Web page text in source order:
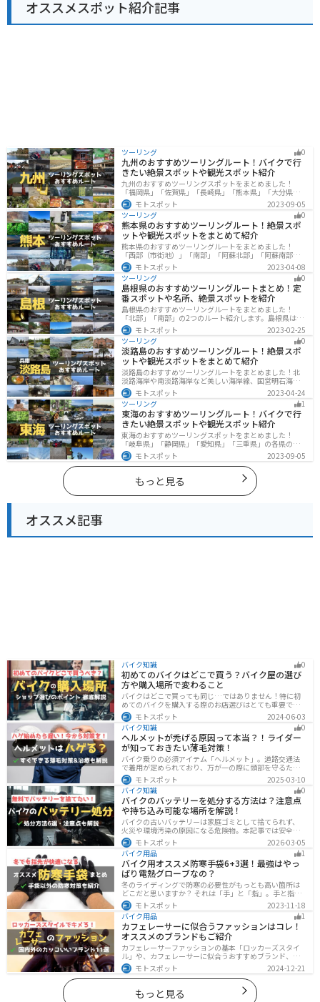
駅に隣接する荒川河川敷には、広々とした無料駐車場が
あります。ただし、土日祝日は混雑が予想されるため、
早めの時間帯に訪れることをおすすめします。周辺に
オススメスポット紹介記事
ツーリング 0
九州のおすすめツーリングルート！バイクで行
きたい絶景スポットや観光スポット紹介
九州のおすすめツーリングスポットをまとめました！
「福岡県」「佐賀県」「長崎県」「熊本県」「大分県」
「宮崎都」「鹿児島県」の各県の観光地紹介します。自
然豊かな山々や湖、温泉地が点在し、四季折々の景色を
楽しめるスポットが多数あります。バイクで九州にツー
リングに行く際は参考にしてください。
モトスポット
2023-09-05
ツーリング
0
熊本県のおすすめツーリングルート！絶景スポ
ットや観光スポットをまとめて紹介
熊本県のおすすめツーリングルートをまとめました！
「西部（市街地）」「南部」「阿蘇北部」「阿蘇南部」
の4つのルート紹介します。阿蘇山や天草諸島をはじめと
した豊かな自然や、熊本城や水前寺成趣園など歴史ある
観光スポットが多数あり、様々な楽しみ方ができます。
バイクで熊本県にツーリングに行く際は参考にしてくだ
さい。
モトスポット
2023-04-08
ツーリング
0
島根県のおすすめツーリングルートまとめ！定
番スポットや名所、絶景スポットを紹介
島根県のおすすめツーリングルートをまとめました！
「北部」「南部」の2つのルート紹介します。島根県は、
海と山が近く、1日で全然違う景色を堪能することができ
ます。バイクで島根県にツーリングに行く際は参考にし
てください。
モトスポット
2023-02-25
ツーリング
0
淡路島のおすすめツーリングルート！絶景スポ
ットや観光スポットをまとめて紹介
淡路島のおすすめツーリングルートをまとめました！北
淡路海岸や南淡路海岸など美しい海岸線、国営明石海峡
公園や淡路夢舞台など、自然とアートが融合した施設も
多数あります。バイクで淡路島にツーリングに行く際は
参考にしてください。
モトスポット
2023-04-24
ツーリング
1
東海のおすすめツーリングルート！バイクで行
きたい絶景スポットや観光スポット紹介
東海のおすすめツーリングスポットをまとめました！
「岐阜県」「静岡県」「愛知県」「三重県」の各県の観
光地紹介します。自然豊かな山々や湖、温泉地が点在
し、四季折々の景色を楽しめるスポットが多数ありま
す。バイクで東海にツーリングに行く際は参考にしてく
ださい。
モトスポット 2023-09-05
もっと見る
オススメ記事
バイク知識 0
初めてのバイクはどこで買う？バイク屋の選び
方や購入場所で変わること
バイクはどこで買っても同じ…ではありません！特に初
めてのバイクを購入する際のお店選びはとても重要で
す。どんなお店で購入するのがベストなのか？失敗しな
いお店選びのポイントをまとめます。
モトスポット
2024-06-03
バイク知識
0
ヘルメットが禿げる原因って本当？！ライダー
が知っておきたい薄毛対策！
バイク乗りの必須アイテム「ヘルメット」。道路交通法
で着用が定められており、万が一の際に頭部を守るため
に被るものです。しかし、「ヘルメットが原因で禿げた
らどうしよう」と心配しているライダーもいるのではな
いでしょうか。ライダーヘルメットが禿げる原因になる
って本当かな・・・ライダーバイクには乗りたいけど抜
け毛が増えたら困る！ライダーツーリング後に髪のボリ
ュームが減った気がするけど、蒸れは禿げる原因にな
る？今回はこのような疑問、お悩みにお答えしていきま
す。薄毛が気になるライダーの方はぜひ最後までご覧く
ださい。モトスポットヘルメットで禿げ
モトスポット
2025-03-10
バイク知識
0
バイクのバッテリーを処分する方法は？注意点
や持ち込み可能な場所を解説！
バイクの古いバッテリーは家庭ゴミとして捨てられず、
火災や環境汚染の原因になる危険物。本記事では安全な
保管方法や絶縁などの注意点、無料・低コストで回収し
てもらう方法、買い取りの可否を解説。ナップスやオー
トバックス、イエローハットなどの回収対応店舗も紹介
します。
モトスポット
2026-03-05
バイク用品
1
バイク用オススメ防寒手袋6+3選！最強はやっ
ぱり電熱グローブなの？
冬のライディングで防寒の必要性がもっとも高い箇所は
どこだと思いますか？ それは「手」と「指」。手と指が
冷えてしまうと、防寒ジャケットをいくら着込んでも寒
さから逃れることはできません。そんな防寒の要となる
オススメ防寒手袋を紹介します。
モトスポット
2023-11-18
バイク用品
1
カフェレーサーに似合うファッションはコレ！
オススメのブランドもご紹介
カフェレーサーファッションの基本「ロッカーズスタイ
ル」や、カフェレーサーに似合うおすすめブランド、定
番アイテムを詳しく紹介。個性を引き立てるコーデのコ
ツや季節に合ったアイテム選び、愛車とのマッチング方
法も解説します。
モトスポット 2024-12-21
もっと見る